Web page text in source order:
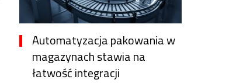
Automatyzacja pakowania w
magazynach stawia na
łatwość integracji